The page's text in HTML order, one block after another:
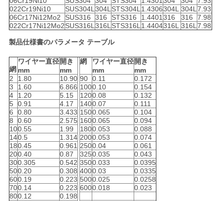
さ
い
地
図
PRIVACY
POLICY
022Cr19Ni10
SUS304L304LSTS304L1.4306304L 304L7.93
06Cr17Ni12Mo2
SUS316 316 STS316 1.4401316 316
7.98
022Cr17Ni12Mo2SUS316L316LSTS316L1.4404316L 316L7.98
製品仕様書のパラメータ テーブル
網
ワイヤー直径
mm
開き
mm
網
ワイヤー直径
mm
開き
mm
2
1.80 10.90 90 0.11
0.172
3
1.60 6.866 1000.10
0.154
4
1.20 5.15 1200.08
0.132
5
0.91 4.17 1400.07
0.111
6
0.80 3.433 1500.065
0.104
8
0.60 2.575 1600.065
0.094
100.55 1.99 1800.053
0.088
140.5 1.314 2000.053
0.074
180.45 0.961 2500.04
0.061
200.40 0.87 3250.035
0.043
300.305 0.542 3500.033
0.0395
500.20 0.308 4000.03
0.0335
600.19 0.223 5000.025
0.0258
700.14 0.223 6000.018
0.023
800.12 0.198